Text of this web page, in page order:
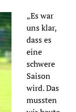
„Es war
uns klar,
dass es
eine
schwere
Saison
wird. Das
mussten